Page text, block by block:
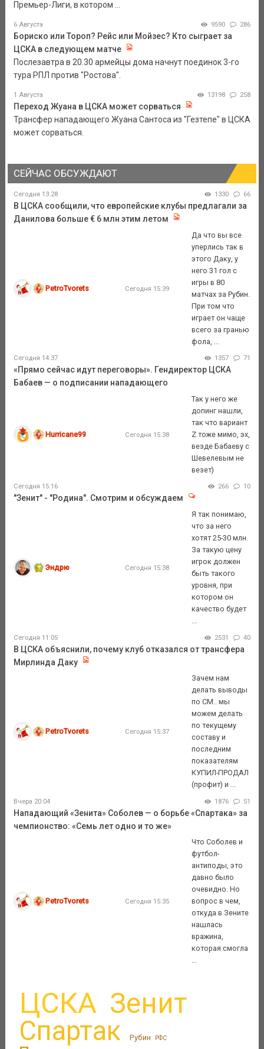
Премьер-Лиги, в котором ...
6 Августа 9590 286
Бориско или Тороп? Рейс или Мойзес? Кто сыграет за
ЦСКА в следующем матче
Послезавтра в 20.30 армейцы дома начнут поединок 3-го
тура РПЛ против "Ростова".
1 Августа 13198 258
Переход Жуана в ЦСКА может сорваться
Трансфер нападающего Жуана Сантоса из "Гезтепе" в ЦСКА
может сорваться.
СЕЙЧАС ОБСУЖДАЮТ
Сегодня 13:28 1330 66
В ЦСКА сообщили, что европейские клубы предлагали за
Данилова больше € 6 млн этим летом
PetroTvorets Сегодня 15:39
Да что вы все
уперлись так в
этого Даку, у
него 31 гол с
игры в 80
матчах за Рубин.
При том что
играет он чаще
всего за гранью
фола, ...
Сегодня 14:37 1357 71
«Прямо сейчас идут переговоры». Гендиректор ЦСКА
Бабаев — о подписании нападающего
Hurricane99 Сегодня 15:38
Так у него же
допинг нашли,
так что вариант
Z тоже мимо, эх,
везде Бабаеву с
Шевелевым не
везет)
Сегодня 15:16 266 10
"Зенит" - "Родина". Смотрим и обсуждаем
Эндрю Сегодня 15:38
Я так понимаю,
что за него
хотят 25-30 млн.
За такую цену
игрок должен
быть такого
уровня, при
котором он
качество будет
Сегодня 11:05 2531 40
В ЦСКА объяснили, почему клуб отказался от трансфера
Мирлинда Даку
PetroTvorets Сегодня 15:37
Зачем нам
делать выводы
по СМ.. мы
можем делать
по текущему
составу и
последним
показателям
КУПИЛ-ПРОДАЛ
(профит) и ...
Вчера 20:04 1876 51
Нападающий «Зенита» Соболев — о борьбе «Спартака» за
чемпионство: «Семь лет одно и то же»
PetroTvorets Сегодня 15:35
Что Соболев и
футбол-
антиподы, это
давно было
очевидно. Но
вопрос в чем,
откуда в Зените
нашлась
вражина,
которая смогла
ЦСКА Зенит
Спартак Рубин РФС